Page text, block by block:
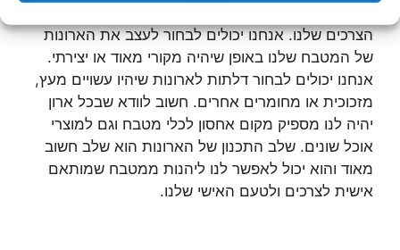
הצרכים שלנו. אנחנו יכולים לבחור לעצב את הארונות
של המטבח שלנו באופן שיהיה מקורי מאוד או יצירתי.
אנחנו יכולים לבחור דלתות לארונות שיהיו עשויים מעץ,
מזכוכית או מחומרים אחרים. חשוב לוודא שבכל ארון
יהיה לנו מספיק מקום אחסון לכלי מטבח וגם למוצרי
אוכל שונים. שלב התכנון של הארונות הוא שלב חשוב
מאוד והוא יכול לאפשר לנו ליהנות ממטבח שמותאם
אישית לצרכים ולטעם האישי שלנו.